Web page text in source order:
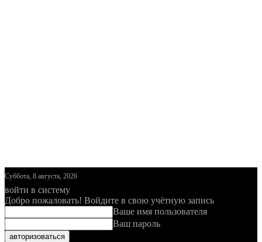
Суббота, 8 августа, 2026
войти в систему
Добро пожаловать! Войдите в свою учётную запись
Ваше имя пользователя
Ваш пароль